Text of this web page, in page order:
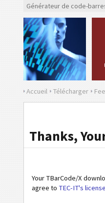
Générateur de code-
Accueil Télécharger
Thanks,
Your TBarCode/X
agree to TEC-IT's